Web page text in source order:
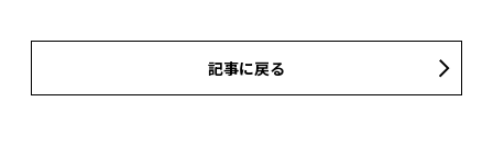
記事に戻る